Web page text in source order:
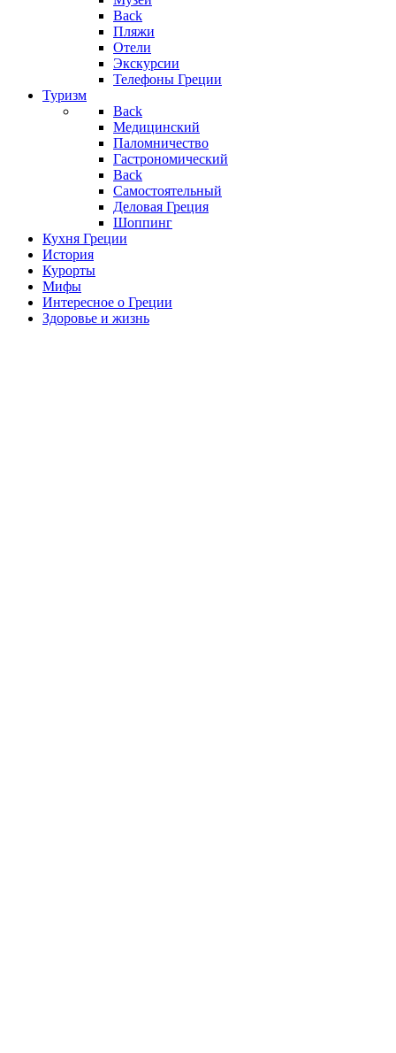
Back
Пляжи
Отели
Экскурсии
Телефоны Греции
Туризм
Back
Медицинский
Паломничество
Гастрономический
Back
Самостоятельный
Деловая Греция
Шоппинг
Кухня Греции
История
Курорты
Мифы
Интересное о Греции
Здоровье и жизнь